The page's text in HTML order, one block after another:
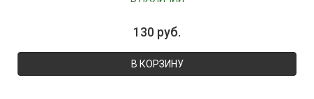
130 руб.
В КОРЗИНУ